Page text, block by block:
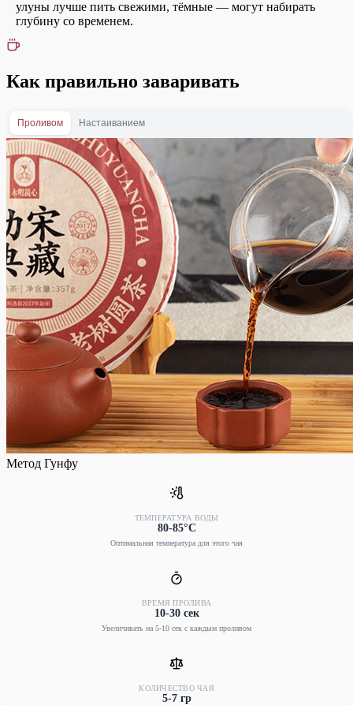
улуны лучше пить свежими, тёмные — могут набирать
глубину со временем.
Как правильно заваривать
Проливом Настаиванием
Метод Гунфу
ТЕМПЕРАТУРА ВОДЫ
80-85°C
Оптимальная температура для этого чая
ВРЕМЯ ПРОЛИВА
10-30 сек
Увеличивать на 5-10 сек с каждым проливом
КОЛИЧЕСТВО ЧАЯ
5-7 гр